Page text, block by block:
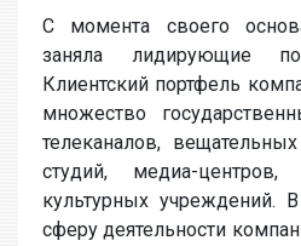
С момента своего
заняла лидирующие
Клиентский портфель
множество
телеканалов,
студий, медиа-центров,
культурных учреждений.
сферу деятельности